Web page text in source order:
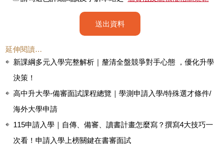
送出資料
延伸閱讀…
新課綱多元入學完整解析｜釐清全盤競爭對手心態 ，優化升學
決策！
高中升大學-備審面試課程總覽｜學測申請入學/特殊選才條件/
海外大學申請
115申請入學｜自傳、備審、讀書計畫怎麼寫？撰寫4大技巧一
次看！申請入學上榜關鍵在書審面試